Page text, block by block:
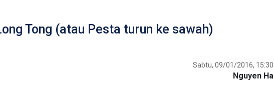
Tong (atau Pesta turun ke sawah)
Sabtu, 09/01/2016, 15:30
Nguyen Ha